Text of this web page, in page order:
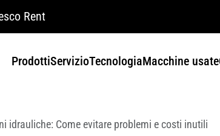
Rent
ProdottiServizioTecnologiaMacchine usate
idrauliche: Come evitare problemi e costi inutili